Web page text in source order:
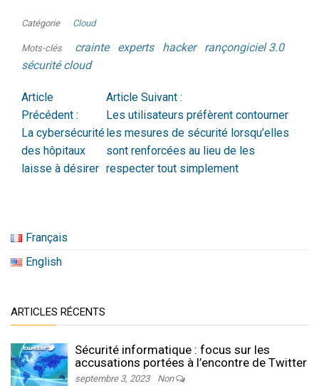
Catégorie Cloud
Mots-clés crainte experts hacker
rançongiciel 3.0
sécurité cloud
Article
Précédent :
La cybersécurité
des hôpitaux
laisse à désirer
Article Suivant :
Les utilisateurs préfèrent contourner
les mesures de sécurité lorsqu’elles
sont renforcées au lieu de les
respecter tout simplement
Français
English
ARTICLES RÉCENTS
Sécurité informatique : focus sur les
accusations portées à l’encontre de Twitter
septembre 3, 2023 Non